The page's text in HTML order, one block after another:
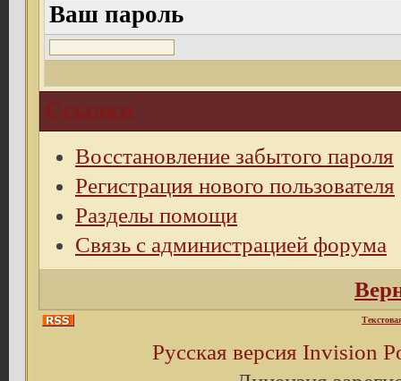
Ваш пароль
Ссылки
Восстановление забытого пароля
Регистрация нового пользователя
Разделы помощи
Связь с администрацией форума
Русская версия Invision